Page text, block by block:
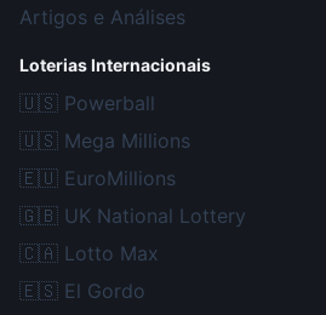
Artigos e Análises
Loterias Internacionais
🇺🇸 Powerball
🇺🇸 Mega Millions
🇪🇺 EuroMillions
🇬🇧 UK National Lottery
🇨🇦 Lotto Max
🇪🇸 El Gordo